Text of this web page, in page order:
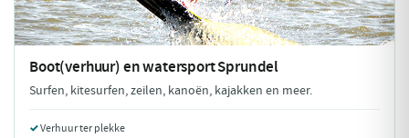
Boot(verhuur) en watersportSprundel
Surfen, kitesurfen, zeilen, kanoën, kajakken en meer.
Verhuur ter plekke